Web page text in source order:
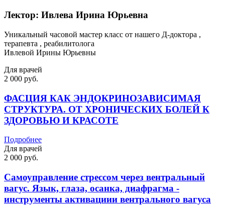
Лектор: Ивлева Ирина Юрьевна
Уникальный часовой мастер класс от нашего Д-доктора ,
терапевта , реабилитолога
Ивлевой Ирины Юрьевны
Для врачей
2 000 руб.
ФАСЦИЯ КАК ЭНДОКРИНОЗАВИСИМАЯ
СТРУКТУРА. ОТ ХРОНИЧЕСКИХ БОЛЕЙ К
ЗДОРОВЬЮ И КРАСОТЕ
Подробнее
Для врачей
2 000 руб.
Самоуправление стрессом через вентральный
вагус. Язык, глаза, осанка, диафрагма -
инструменты активациии вентрального вагуса